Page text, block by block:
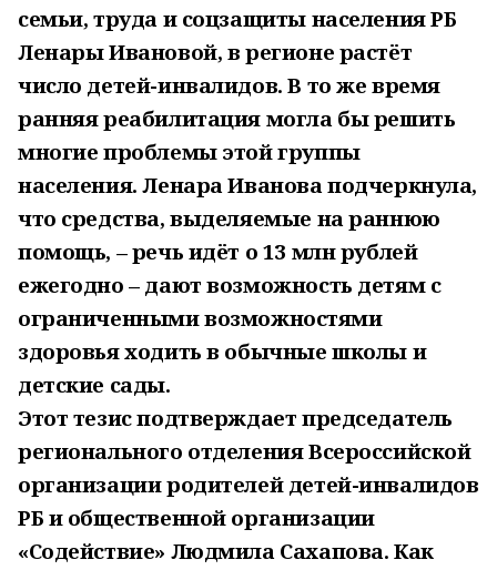
семьи, труда и соцзащиты населения РБ
Ленары Ивановой, в регионе растёт
число детей-инвалидов. В то же время
ранняя реабилитация могла бы решить
многие проблемы этой группы
населения. Ленара Иванова подчеркнула,
что средства, выделяемые на раннюю
помощь, – речь идёт о 13 млн рублей
ежегодно – дают возможность детям с
ограниченными возможностями
здоровья ходить в обычные школы и
детские сады.
Этот тезис подтверждает председатель
регионального отделения Всероссийской
организации родителей детей-инвалидов
РБ и общественной организации
«Содействие» Людмила Сахапова. Как